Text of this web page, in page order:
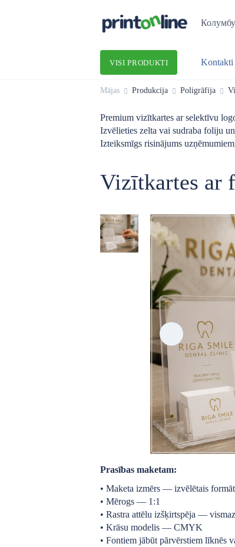
VISI PRODUKTI Kontakti
Mājas Produkcija Poligrāfija
Premium vizītkartes ar selektīvu
Izvēlieties zelta vai sudraba foliju
Izteiksmīgs risinājums
Vizītkartes ar
Prasības maketam:
• Maketa izmērs — izvēlētais
• Mērogs — 1:1
• Rastra attēlu izšķirtspēja —
• Krāsu modelis — CMYK
• Fontiem jābūt pārvērstiem līknēs